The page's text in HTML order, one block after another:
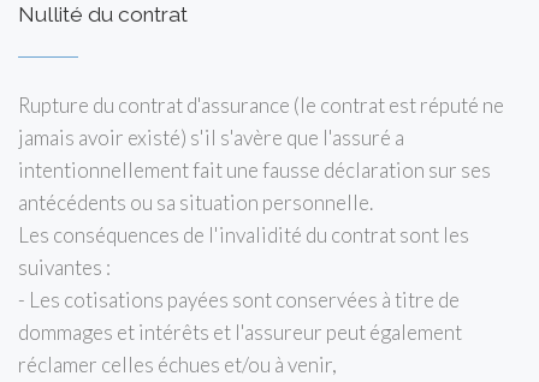
Nullité du contrat
Rupture du contrat d'assurance (le contrat est réputé ne
jamais avoir existé) s'il s'avère que l'assuré a
intentionnellement fait une fausse déclaration sur ses
antécédents ou sa situation personnelle.
Les conséquences de l'invalidité du contrat sont les
suivantes :
- Les cotisations payées sont conservées à titre de
dommages et intérêts et l'assureur peut également
réclamer celles échues et/ou à venir,